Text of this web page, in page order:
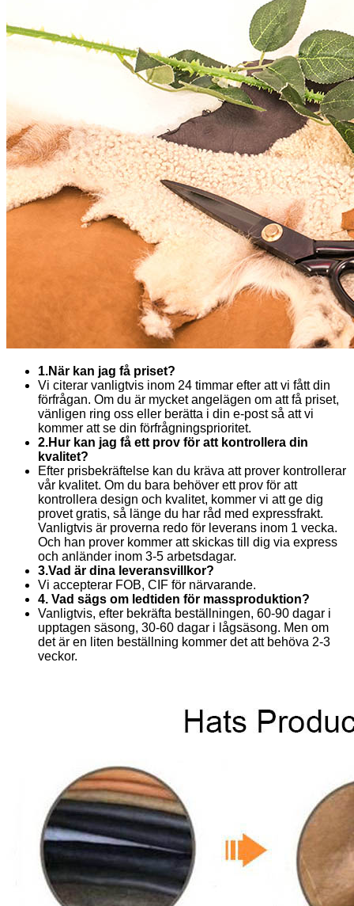
1.När kan jag få priset?
Vi citerar vanligtvis inom 24 timmar efter att vi fått din
förfrågan. Om du är mycket angelägen om att få priset,
vänligen ring oss eller berätta i din e-post så att vi
kommer att se din förfrågningsprioritet.
2.Hur kan jag få ett prov för att kontrollera din
kvalitet?
Efter prisbekräftelse kan du kräva att prover kontrollerar
vår kvalitet. Om du bara behöver ett prov för att
kontrollera design och kvalitet, kommer vi att ge dig
provet gratis, så länge du har råd med expressfrakt.
Vanligtvis är proverna redo för leverans inom 1 vecka.
Och han prover kommer att skickas till dig via express
och anländer inom 3-5 arbetsdagar.
3.Vad är dina leveransvillkor?
Vi accepterar FOB, CIF för närvarande.
4. Vad sägs om ledtiden för massproduktion?
Vanligtvis, efter bekräfta beställningen, 60-90 dagar i
upptagen säsong, 30-60 dagar i lågsäsong. Men om
det är en liten beställning kommer det att behöva 2-3
veckor.